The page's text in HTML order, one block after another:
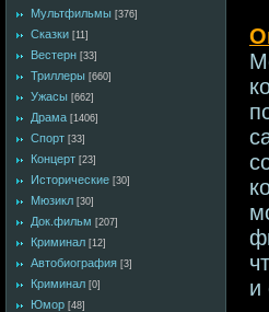
Мультфильмы [376]
Сказки [11]
Вестерн [33]
Триллеры [660]
Ужасы [662]
Драма [1406]
Спорт [33]
Концерт [23]
Исторические [30]
Мюзикл [30]
Док.фильм [207]
Криминал [12]
Автобиография [3]
Криминал [0]
Юмор [48]
и